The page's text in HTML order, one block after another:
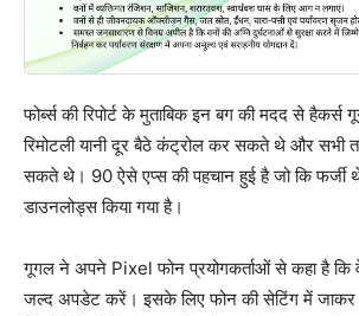
फोर्ब्स की रिपोर्ट के मुताबिक इन बग की मदद से
रिमोटली यानी दूर बैठे कंट्रोल कर सकते थे और सभी
सकते थे। 90 ऐसे एप्स की पहचान हुई है जो कि
डाउनलोड्स किया गया है।
गूगल ने अपने Pixel फोन प्रयोगकर्ताओं से कहा है
जल्द अपडेट करें। इसके लिए फोन की सेटिंग में जाकर